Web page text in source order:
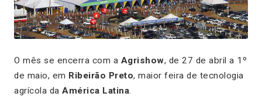
O mês se encerra com a Agrishow, de 27 de abril a 1º
de maio, em Ribeirão Preto, maior feira de tecnologia
agrícola da América Latina.